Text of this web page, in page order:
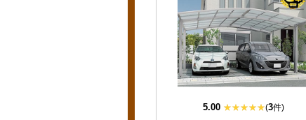
5.00 (3件)